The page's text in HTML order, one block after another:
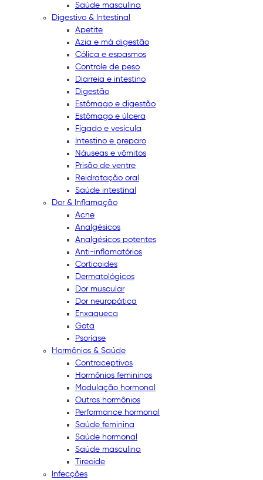
Saúde masculina
Digestivo & Intestinal
Apetite
Azia e má digestão
Cólica e espasmos
Controle de peso
Diarreia e intestino
Digestão
Estômago e digestão
Estômago e úlcera
Fígado e vesícula
Intestino e preparo
Náuseas e vômitos
Prisão de ventre
Reidratação oral
Saúde intestinal
Dor & Inflamação
Acne
Analgésicos
Analgésicos potentes
Anti-inflamatórios
Corticoides
Dermatológicos
Dor muscular
Dor neuropática
Enxaqueca
Gota
Psoríase
Hormônios & Saúde
Contraceptivos
Hormônios femininos
Modulação hormonal
Outros hormônios
Performance hormonal
Saúde feminina
Saúde hormonal
Saúde masculina
Tireoide
Infecções